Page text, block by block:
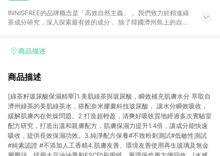
INNISFREE的品牌概念是「高效自然主義」， 我們致力於精進綠
茶成分研究，深入探索最有效的成分， 除了韓國濟州島上的自然
滿活力形象的「自由之島」， 開啟全新肌膚保養的可能性，致力
商品描述
商品描述
[綠茶籽玻尿酸保濕精華]1.美肌綠茶與玻尿酸，瞬效補充肌膚水分 萃取自
濟州綠茶的美肌綠茶水，搭配奈米膠囊科技玻尿酸， 讓水分瞬效吸收，
緩解肌膚內在乾燥問題。2.打造超輕盈，清爽好吸收質地經過多次實驗室
配方研究，打造出溫和親膚配方，肌膚保濕力提升1.4倍，讓成分能快速
吸收，提供長效保濕功效。3.純淨配方保養#不致粉刺測試#低敏性測試
#純素認證 #不添加人工香精4.肌膚友善、環境友善使用再生玻璃及無金